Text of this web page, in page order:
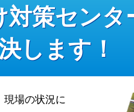
対策センタ
します！
現場の状況に